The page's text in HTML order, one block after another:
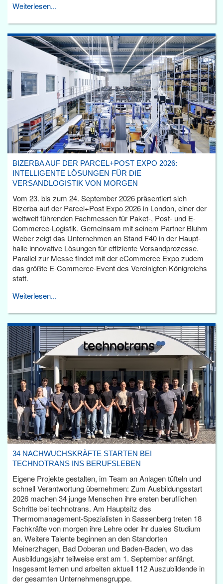
Weiterlesen...
BIZERBA AUF DER PARCEL+POST EXPO 2026:
INTELLIGENTE LÖSUNGEN FÜR DIE
VERSANDLOGISTIK VON MORGEN
Vom 23. bis zum 24. September 2026 präsentiert sich
Bizerba auf der Parcel+Post Expo 2026 in London, einer der
weltweit führenden Fachmessen für Paket-, Post- und E-
Commerce-Logistik. Gemeinsam mit seinem Partner Bluhm
Weber zeigt das Unternehmen an Stand F40 in der Haupt­
halle innovative Lösungen für effiziente Versandprozesse.
Parallel zur Messe findet mit der eCommerce Expo zudem
das größte E-Commerce-Event des Vereinigten Königreichs
statt.
Weiterlesen...
34 NACHWUCHSKRÄFTE STARTEN BEI
TECHNOTRANS INS BERUFSLEBEN
Eigene Projekte gestalten, im Team an Anlagen tüfteln und
schnell Verantwortung übernehmen: Zum Ausbildungsstart
2026 machen 34 junge Menschen ihre ersten beruflichen
Schritte bei technotrans. Am Hauptsitz des
Thermomanagement-Spezialisten in Sassenberg treten 18
Fachkräfte von morgen ihre Lehre oder ihr duales Studium
an. Weitere Talente beginnen an den Standorten
Meinerzhagen, Bad Doberan und Baden-Baden, wo das
Ausbildungsjahr teilweise erst am 1. September anfängt.
Insgesamt lernen und arbeiten aktuell 112 Auszubildende in
der gesamten Unternehmensgruppe.